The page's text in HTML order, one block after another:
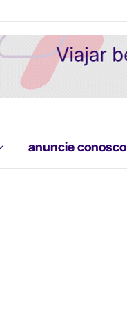
anuncie conosco